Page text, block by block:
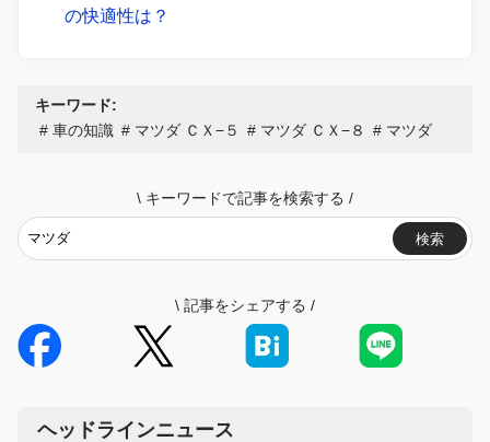
の快適性は？
キーワード:
車の知識
マツダ ＣＸ−５ マツダ ＣＸ−８ マツダ
\ キーワードで記事を検索する /
検索
\ 記事をシェアする /
ヘッドラインニュース